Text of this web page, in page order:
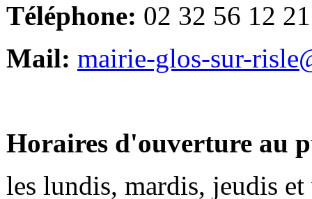
Téléphone: 02 32 56 12 21
Mail: mairie-glos-sur-
Horaires d'ouverture au
les lundis, mardis, jeudis et